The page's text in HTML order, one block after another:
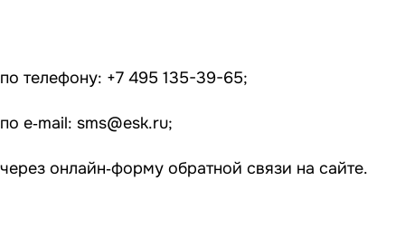
по телефону: +7 495 135-39-65;
по e‑mail: sms@esk.ru;
через онлайн‑форму обратной связи на сайте.